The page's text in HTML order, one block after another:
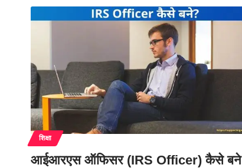
शिक्षा
आईआरएस ऑफिसर (IRS Officer) कैसे बने